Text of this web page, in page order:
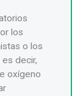
los
o los
decir,
oxígeno